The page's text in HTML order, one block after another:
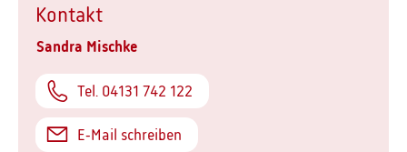
Kontakt
Sandra Mischke
Tel. 04131 742 122
E-Mail schreiben